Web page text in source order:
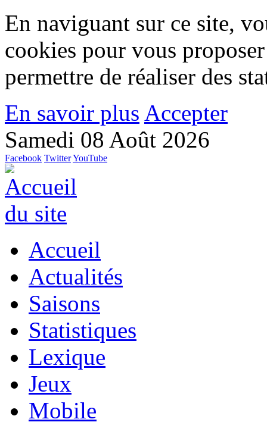
En naviguant sur ce site,
cookies pour vous
permettre de réaliser des
En savoir plus Accepter
Samedi 08 Août 2026
Facebook TwitterYouTube
Accueil
Actualités
Saisons
Statistiques
Lexique
Jeux
Mobile